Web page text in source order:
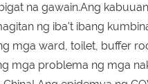
na gawain.Ang kabuuan
ng iba't ibang
mga ward, toilet, buffer
mga problema ng mga